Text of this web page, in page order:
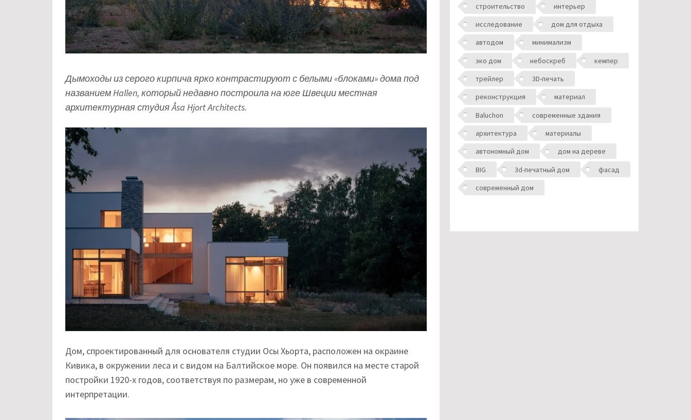
Дымоходы из серого кирпича ярко контрастируют с белыми «блоками» дома под
названием Hallen, который недавно построила на юге Швеции местная
архитектурная студия Åsa Hjort Architects.
Дом, спроектированный для основателя студии Осы Хьорта, расположен на окраине
Кивика, в окружении леса и с видом на Балтийское море. Он появился на месте старой
постройки 1920-х годов, соответствуя по размерам, но уже в современной
интерпретации.
строительство
интерьер
исследование
дом для отдыха
автодом
минимализм
эко дом
небоскреб
кемпер
трейлер
3D-печать
реконструкция
материал
Baluchon
современные здания
архитектура
материалы
автономный дом
дом на дереве
BIG
3d-печатный дом
фасад
современный дом